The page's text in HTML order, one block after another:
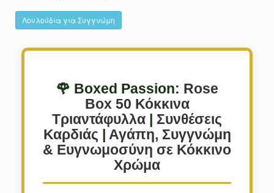
Λουλούδια για Συγγνώμη
🌹 Boxed Passion: Rose
Box 50 Κόκκινα
Τριαντάφυλλα | Συνθέσεις
Καρδιάς | Αγάπη, Συγγνώμη
& Ευγνωμοσύνη σε Κόκκινο
Χρώμα